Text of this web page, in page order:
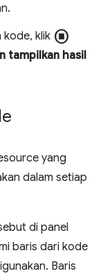
kode, klik stop_circle
tampilkan hasil
yang
dalam setiap
di panel
baris dari kode
Baris